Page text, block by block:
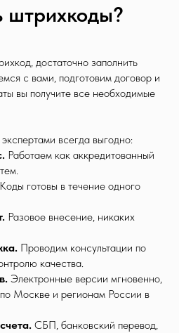
штрихкоды?
достаточно заполнить
с вами, подготовим договор и
вы получите все необходимые
всегда выгодно:
Работаем как аккредитованный
Коды готовы в течение одного
Разовое внесение, никаких
Проводим консультации по
качества.
Электронные версии мгновенно,
Москве и регионам России в
СБП, банковский перевод,